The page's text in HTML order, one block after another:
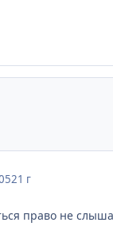
21 г
право не